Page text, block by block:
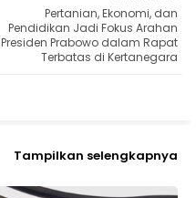
ap
Pertanian, Ekonomi, dan
Pendidikan Jadi Fokus Arahan
Presiden Prabowo dalam Rapat
Terbatas di Kertanegara
Tampilkan selengkapnya